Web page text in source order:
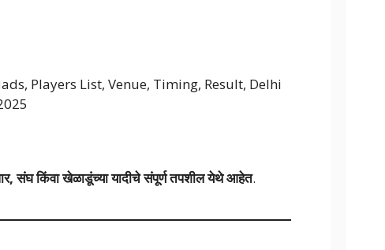
Players List, Venue, Timing, Result, Delhi
संघ किंवा खेळाडूंच्या यादीचे संपूर्ण तपशील येथे आहेत.